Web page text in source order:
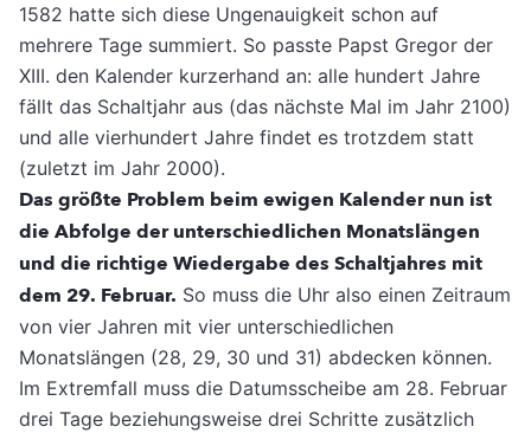
1582 hatte sich diese Ungenauigkeit schon auf
mehrere Tage summiert. So passte Papst Gregor der
XIII. den Kalender kurzerhand an: alle hundert Jahre
fällt das Schaltjahr aus (das nächste Mal im Jahr 2100)
und alle vierhundert Jahre findet es trotzdem statt
(zuletzt im Jahr 2000).
Das größte Problem beim ewigen Kalender nun ist
die Abfolge der unterschiedlichen Monatslängen
und die richtige Wiedergabe des Schaltjahres mit
dem 29. Februar. So muss die Uhr also einen Zeitraum
von vier Jahren mit vier unterschiedlichen
Monatslängen (28, 29, 30 und 31) abdecken können.
Im Extremfall muss die Datumsscheibe am 28. Februar
drei Tage beziehungsweise drei Schritte zusätzlich